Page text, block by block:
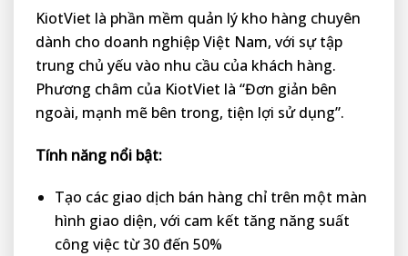
KiotViet là phần mềm quản lý kho hàng chuyên
dành cho doanh nghiệp Việt Nam, với sự tập
trung chủ yếu vào nhu cầu của khách hàng.
Phương châm của KiotViet là “Đơn giản bên
ngoài, mạnh mẽ bên trong, tiện lợi sử dụng”.
Tính năng nổi bật:
Tạo các giao dịch bán hàng chỉ trên một màn
hình giao diện, với cam kết tăng năng suất
công việc từ 30 đến 50%